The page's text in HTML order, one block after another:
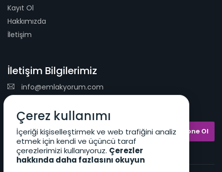
Kayıt Ol
Hakkımızda
İletişim
İletişim Bilgilerimiz
info@emlakyorum.com
E-Mail Bülteni
Çerez kullanımı
İçeriği kişiselleştirmek ve web trafiğini analiz
etmek için kendi ve üçüncü taraf
çerezlerimizi kullanıyoruz. Çerezler
hakkında daha fazlasını okuyun